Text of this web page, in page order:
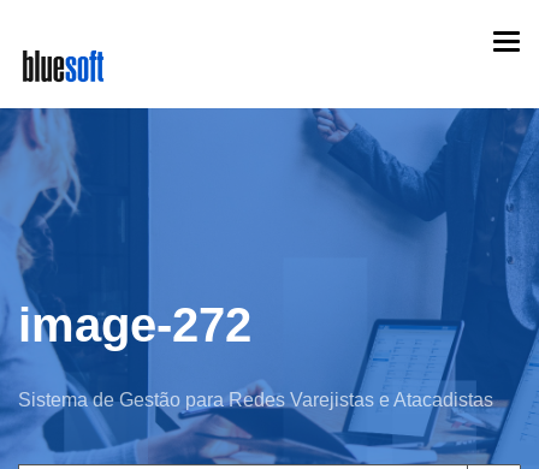
main
content
image-272
Sistema de Gestão para Redes Varejistas e Atacadistas